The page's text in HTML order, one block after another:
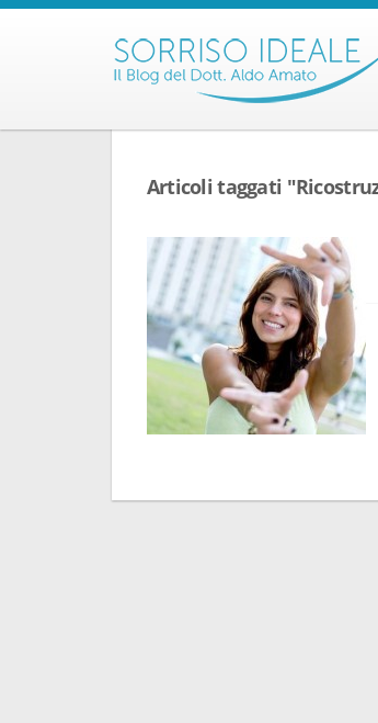
Articoli taggati